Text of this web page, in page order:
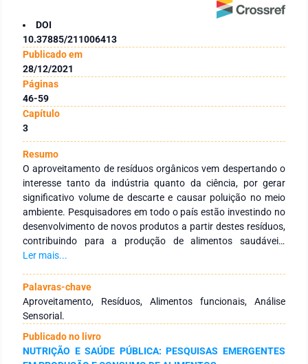
DOI
10.37885/211006413
Publicado em
28/12/2021
Páginas
46-59
Capítulo
3
Resumo
O aproveitamento de resíduos orgânicos vem despertando o
interesse tanto da indústria quanto da ciência, por gerar
significativo volume de descarte e causar poluição no meio
ambiente. Pesquisadores em todo o país estão investindo no
desenvolvimento de novos produtos a partir destes resíduos,
contribuindo para a produção de alimentos saudáveis,
nutritivos e com menor impacto negativo para o meio
objetivo elaborar um doce tipicamente brasileiro servido em
festas de aniversário, conhecido como “beijinho”, a partir dos
resíduos do processamento mínimo da mandioca. O doce de
beijinho foi elaborado a partir das mandiocas das cultivares
amarela e “BRS-Rosada”. O estudo também avaliou a
composição centesimal, preferência sensorial e aceitação
Ler mais...
Palavras-chave
Aproveitamento, Resíduos, Alimentos funcionais, Análise
Sensorial.
Publicado no livro
NUTRIÇÃO E SAÚDE PÚBLICA: PESQUISAS EMERGENTES